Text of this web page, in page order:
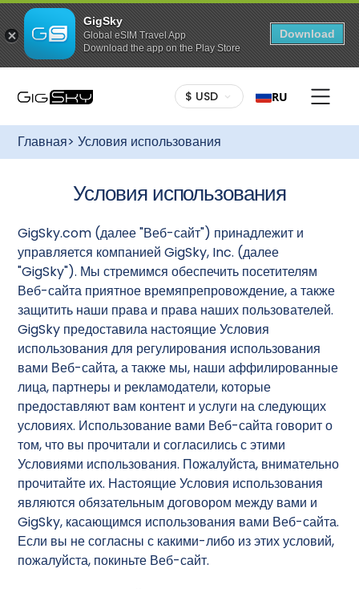
GigSky
Global eSIM Travel App
Download the app on the Play Store
Download
$ USD RU
Главная> Условия использования
Условия использования
GigSky.com (далее "Веб-сайт") принадлежит и
управляется компанией GigSky, Inc. (далее
"GigSky"). Мы стремимся обеспечить посетителям
Веб-сайта приятное времяпрепровождение, а также
защитить наши права и права наших пользователей.
GigSky предоставила настоящие Условия
использования для регулирования использования
вами Веб-сайта, а также мы, наши аффилированные
лица, партнеры и рекламодатели, которые
предоставляют вам контент и услуги на следующих
условиях. Использование вами Веб-сайта говорит о
том, что вы прочитали и согласились с этими
Условиями использования. Пожалуйста, внимательно
прочитайте их. Настоящие Условия использования
являются обязательным договором между вами и
GigSky, касающимся использования вами Веб-сайта.
Если вы не согласны с какими-либо из этих условий,
пожалуйста, покиньте Веб-сайт.